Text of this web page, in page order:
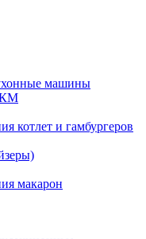
машины
котлет и гамбургеров
макарон